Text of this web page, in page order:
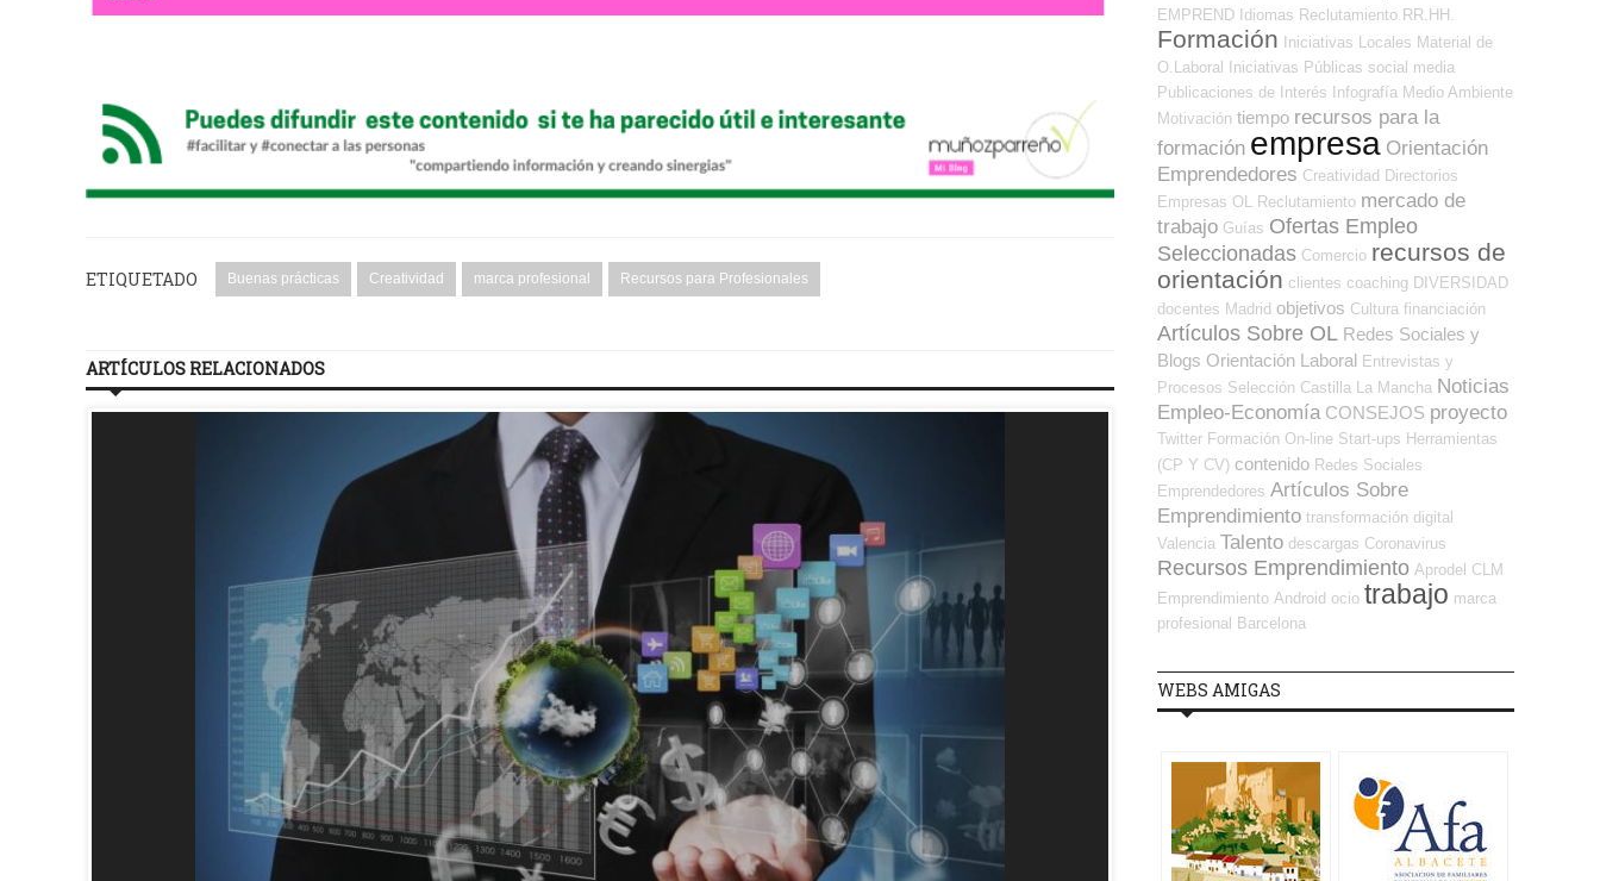
ETIQUETADO Buenas prácticas Creatividad marca profesional Recursos para Profesionales
ARTÍCULOS RELACIONADOS
EMPREND Idiomas Reclutamiento RR.HH.
Formación Iniciativas Locales Material de
O.Laboral
Iniciativas Públicas social media
Publicaciones de Interés
Infografía Medio Ambiente
Motivación tiempo recursos para la
formación empresa Orientación
Emprendedores Creatividad Directorios
Empresas OL
Reclutamiento mercado de
trabajo Guías Ofertas Empleo
Seleccionadas Comercio recursos de
orientación clientes coaching DIVERSIDAD
docentes Madrid objetivos Cultura financiación
Artículos Sobre OL Redes Sociales y
Blogs Orientación Laboral Entrevistas y
Procesos Selección Castilla La Mancha Noticias
Empleo-Economía CONSEJOS proyecto
Twitter Formación On-line Start-ups Herramientas
(CP Y CV) contenido Redes Sociales
Emprendedores Artículos Sobre
Emprendimiento transformación digital
Valencia Talento descargas Coronavirus
Recursos Emprendimiento Aprodel CLM
Emprendimiento Android ocio trabajo marca
profesional
Barcelona
WEBS AMIGAS